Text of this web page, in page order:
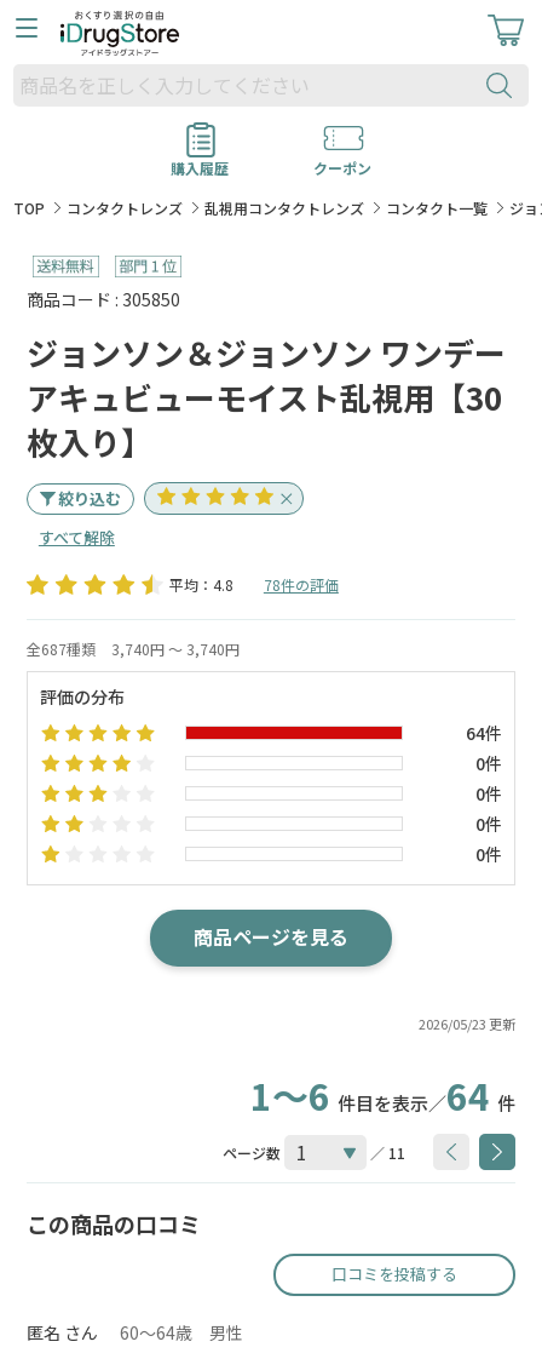
購入履歴
クーポン
TOP
コンタクトレンズ 乱視用コンタクトレンズ コンタクト一覧 ジ
商品コード : 305850
ジョンソン＆ジョンソン ワンデー
アキュビューモイスト乱視用【30
枚入り】
絞り込む
すべて解除
平均：4.8 78件の評価
2026/05/23 更新
全687種類 3,740円 ～ 3,740円
評価の分布
64件
0件
0件
0件
0件
商品ページを見る
1～6 件目を表示／64 件
ページ数 ／ 11
この商品の口コミ
口コミを投稿する
匿名 さん 60～64歳 男性